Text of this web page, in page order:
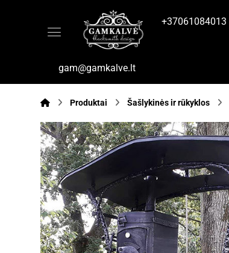
+37061084013
gam@gamkalve.lt
Produktai Šašlykinės ir rūkyklos